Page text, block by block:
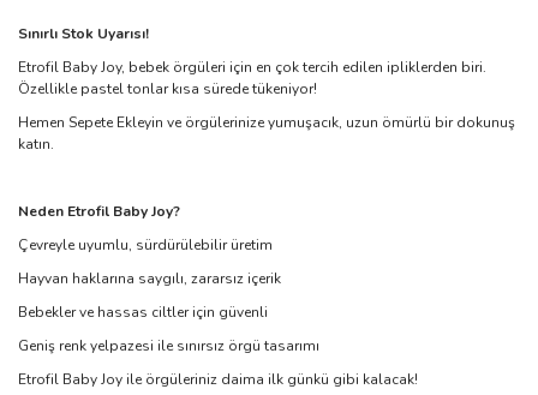
Sınırlı Stok Uyarısı!
Etrofil Baby Joy, bebek örgüleri için en çok tercih edilen ipliklerden biri.
Özellikle pastel tonlar kısa sürede tükeniyor!
Hemen Sepete Ekleyin ve örgülerinize yumuşacık, uzun ömürlü bir dokunuş
katın.
Neden Etrofil Baby Joy?
Çevreyle uyumlu, sürdürülebilir üretim
Hayvan haklarına saygılı, zararsız içerik
Bebekler ve hassas ciltler için güvenli
Geniş renk yelpazesi ile sınırsız örgü tasarımı
Etrofil Baby Joy ile örgüleriniz daima ilk günkü gibi kalacak!